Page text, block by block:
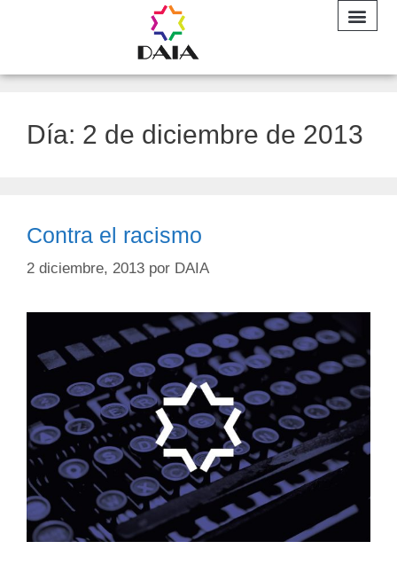
Día: 2 de diciembre de 2013
Contra el racismo
2 diciembre, 2013 por DAIA